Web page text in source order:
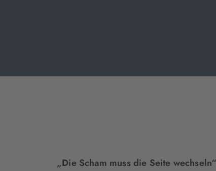
„Die Scham muss die Seite wechseln“